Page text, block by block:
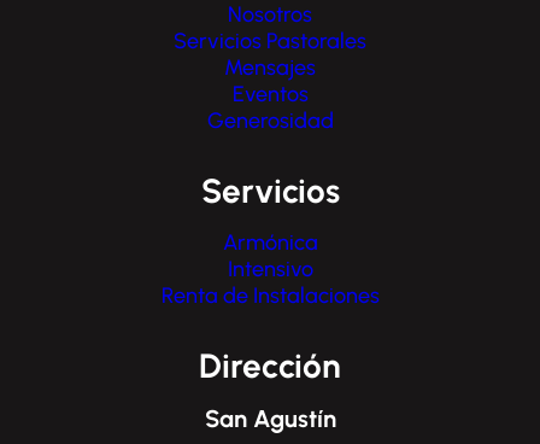
Nosotros
Servicios Pastorales
Mensajes
Eventos
Generosidad
Servicios
Armónica
Intensivo
Renta de Instalaciones
Dirección
San Agustín